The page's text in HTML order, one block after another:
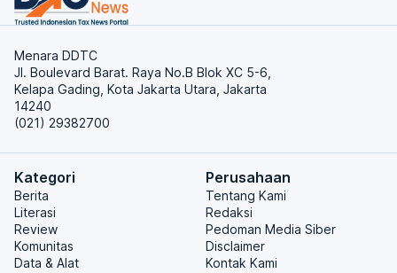
Menara DDTC
Jl. Boulevard Barat. Raya No.B Blok XC 5-6,
Kelapa Gading, Kota Jakarta Utara, Jakarta
14240
(021) 29382700
Kategori
Berita
Literasi
Review
Komunitas
Data & Alat
Perusahaan
Tentang Kami
Redaksi
Pedoman Media Siber
Disclaimer
Kontak Kami